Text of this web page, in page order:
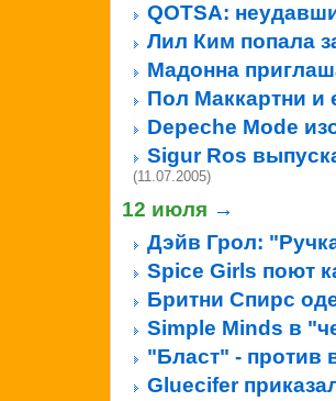
QOTSA:
Лил Ким попала
Мадонна
Пол Маккартни и
Depeche Mode
Sigur Ros
(11.07.2005)
12 июля →
Дэйв Грол:
Spice Girls поют
Бритни Спирс
Simple Minds в
"Бласт" - против
Gluecifer